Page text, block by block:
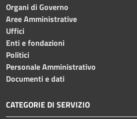
Organi di Governo
Aree Amministrative
Uffici
Enti e fondazioni
Politici
Personale Amministrativo
Documenti e dati
CATEGORIE DI SERVIZIO